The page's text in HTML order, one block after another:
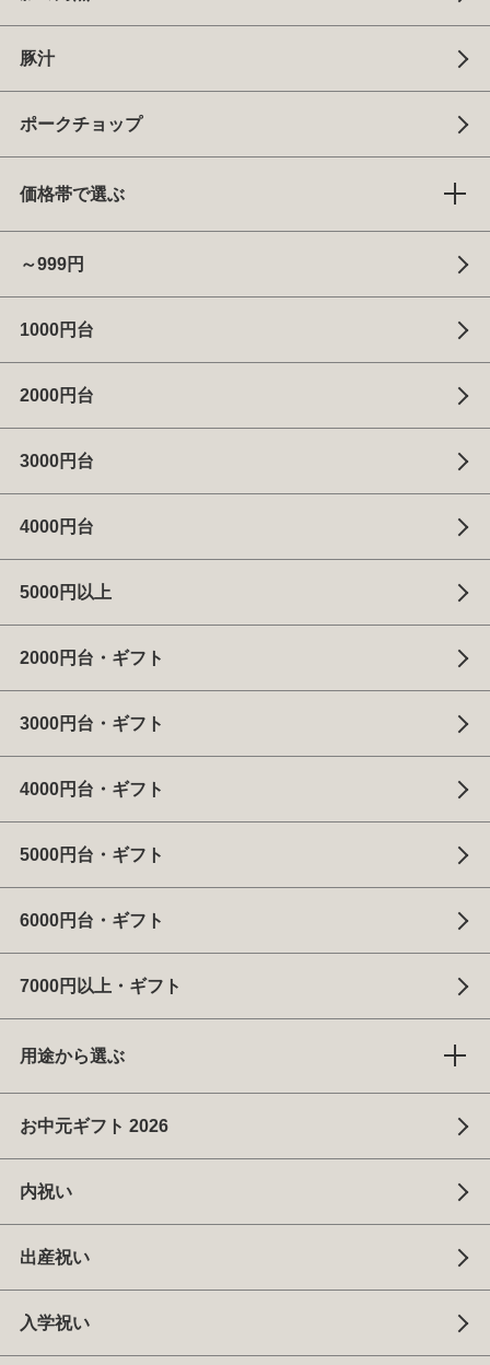
豚汁
ポークチョップ
価格帯で選ぶ
～999円
1000円台
2000円台
3000円台
4000円台
5000円以上
2000円台・ギフト
3000円台・ギフト
4000円台・ギフト
5000円台・ギフト
6000円台・ギフト
7000円以上・ギフト
用途から選ぶ
お中元ギフト 2026
内祝い
出産祝い
入学祝い